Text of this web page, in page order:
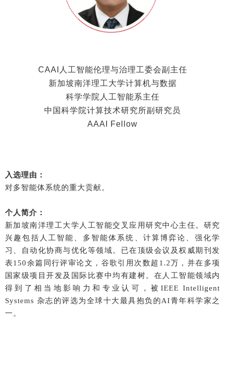
CAAI人工智能伦理与治理工委会副主任
新加坡南洋理工大学计算机与数据
科学学院人工智能系主任
中国科学院计算技术研究所副研究员
AAAI Fellow
入选理由：
对多智能体系统的重大贡献。
个人简介：
新加坡南洋理工大学人工智能交叉应用研究中心主任。 研究
兴趣包括人工智能、多智能体系统、计算博弈论、强化学
习、自动化协商与优化等领域。已在顶级会议及权威期刊发
表150余篇同行评审论文，谷歌引用次数超1.2万，并在多项
国家级项目开发及国际比赛中均有建树。在人工智能领域内
得到了相当地影响力和专业认可，被IEEE Intelligent
Systems 杂志的评选为全球十大最具抱负的AI青年科学家之
一。